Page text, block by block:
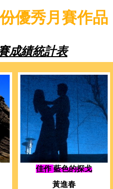
優秀月賽作品
成績統計表
佳作藍色的探戈
黃進春